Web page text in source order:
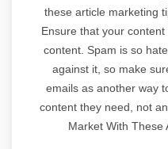
these article marketing
Ensure that your
content. Spam is so
against it, so make
emails as another way
content they need, not
Market With These